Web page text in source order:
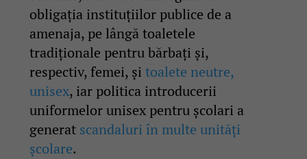
obligația instituțiilor publice de a
amenaja, pe lângă toaletele
tradiționale pentru bărbați și,
respectiv, femei, șitoalete neutre,
unisex, iar politica introducerii
uniformelor unisex pentru școlari a
generat scandaluri în multe unități
școlare.